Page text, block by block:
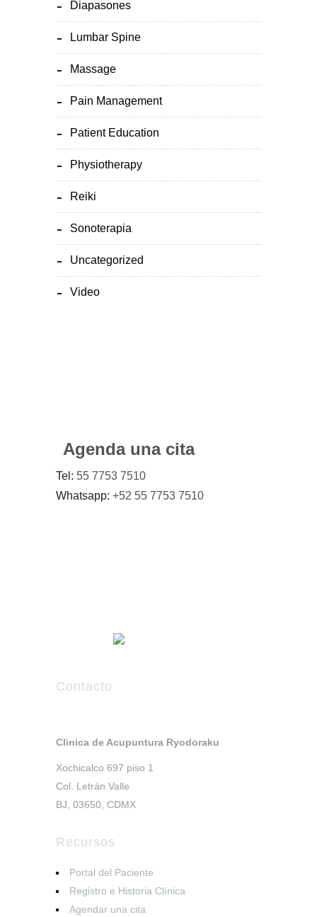
Diapasones
Lumbar Spine
Massage
Pain Management
Patient Education
Physiotherapy
Reiki
Sonoterapia
Uncategorized
Video
Agenda una cita
Tel: 55 7753 7510
Whatsapp: +52 55 7753 7510
Contacto
Clinica de Acupuntura Ryodoraku
Xochicalco 697 piso 1
Col. Letrán Valle
BJ, 03650, CDMX
Recursos
Portal del Paciente
Registro e Historia Clínica
Agendar una cita